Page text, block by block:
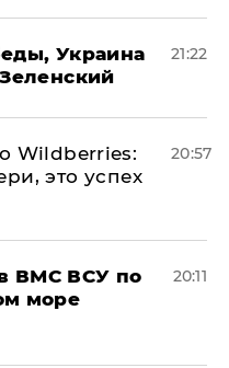
Украина
21:22
Wildberries:
это успех
20:57
ВМС ВСУ по
море
20:11